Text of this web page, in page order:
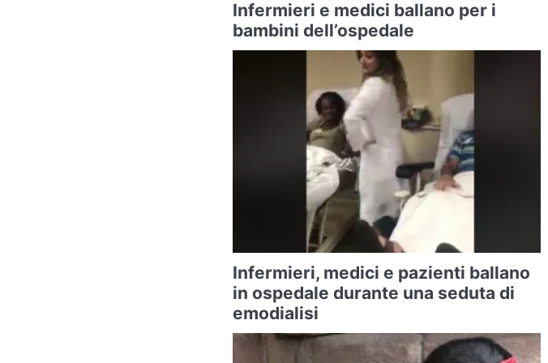
Infermieri e medici ballano per i
bambini dell’ospedale
Infermieri, medici e pazienti ballano
in ospedale durante una seduta di
emodialisi